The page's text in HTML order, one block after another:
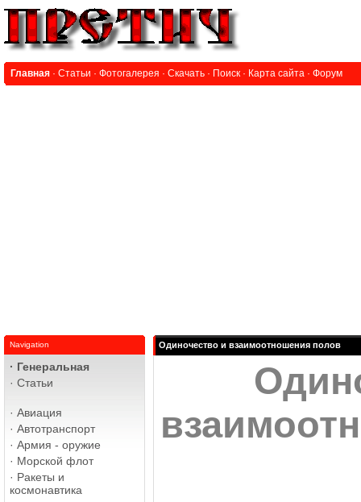
Главная · Статьи · Фотогалерея · Скачать · Поиск · Карта сайта · Форум
Navigation
· Генеральная
· Статьи
· Авиация
· Автотранспорт
· Армия - оружие
· Морской флот
· Ракеты и
космонавтика
Одиночество и взаимоотношения полов